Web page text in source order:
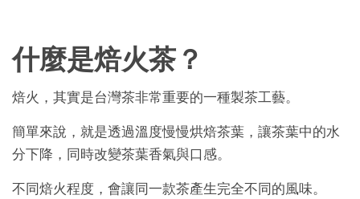
什麼是焙火茶？
焙火，其實是台灣茶非常重要的一種製茶工藝。
簡單來說，就是透過溫度慢慢烘焙茶葉，讓茶葉中的水
分下降，同時改變茶葉香氣與口感。
不同焙火程度，會讓同一款茶產生完全不同的風味。